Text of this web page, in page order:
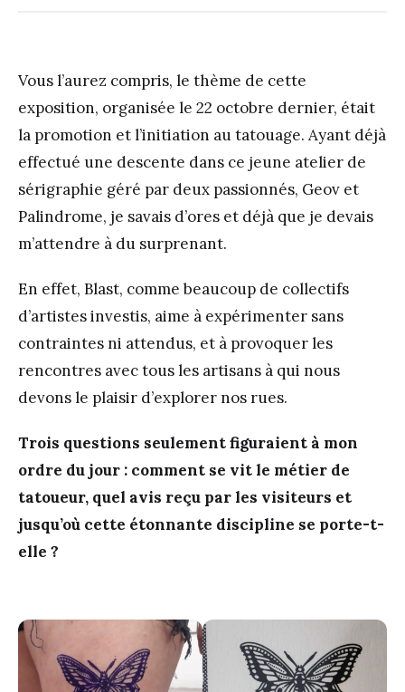
Vous l’aurez compris, le thème de cette
exposition, organisée le 22 octobre dernier, était
la promotion et l’initiation au tatouage. Ayant déjà
effectué une descente dans ce jeune atelier de
sérigraphie géré par deux passionnés, Geov et
Palindrome, je savais d’ores et déjà que je devais
m’attendre à du surprenant.
En effet, Blast, comme beaucoup de collectifs
d’artistes investis, aime à expérimenter sans
contraintes ni attendus, et à provoquer les
rencontres avec tous les artisans à qui nous
devons le plaisir d’explorer nos rues.
Trois questions seulement figuraient à mon
ordre du jour : comment se vit le métier de
tatoueur, quel avis reçu par les visiteurs et
jusqu’où cette étonnante discipline se porte-t-
elle ?